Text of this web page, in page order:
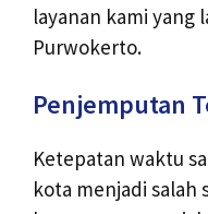
layanan kami yang
Purwokerto.
Penjemputan
Ketepatan waktu
kota menjadi salah